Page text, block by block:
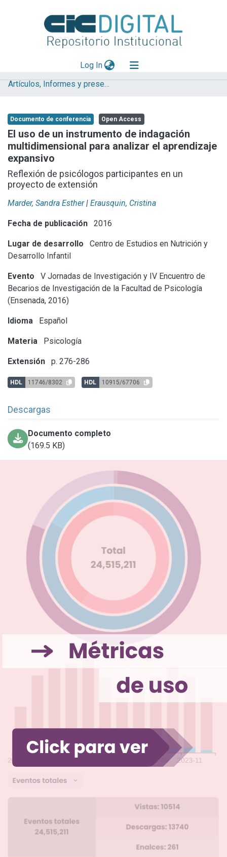
Log In(current)
Explorar
Aportar material
Statistics
Artículos, Informes y presentaciones en Congresos (CEREN)
Documento de conferencia Open Access
El uso de un instrumento de indagación
multidimensional para analizar el aprendizaje
expansivo
Reflexión de psicólogos participantes en un
proyecto de extensión
Marder, Sandra Esther | Erausquin, Cristina
Fecha de publicación 2016
Lugar de desarrollo
Centro de Estudios en Nutrición y
Desarrollo Infantil
Evento
V Jornadas de Investigación y IV Encuentro de
Becarios de Investigación de la Facultad de Psicología
(Ensenada, 2016)
Idioma Español
Materia Psicología
Extensión p. 276-286
HDL 11746/8302 HDL 10915/67706
Descargas
Documento completo
(169.5 KB)